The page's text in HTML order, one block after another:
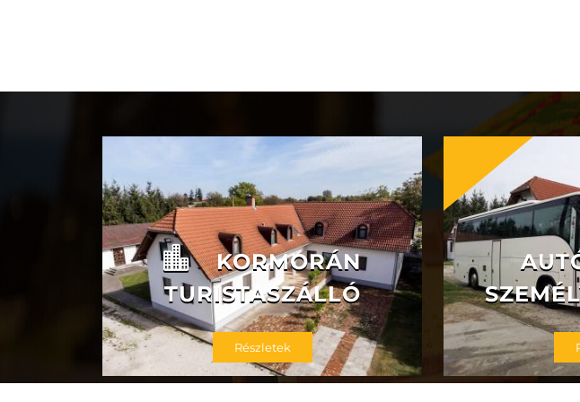
KORMORÁN
TURISTASZÁLLÓ
Részletek